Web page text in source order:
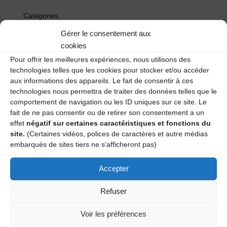
Gérer le consentement aux
cookies
Pour offrir les meilleures expériences, nous utilisons des
technologies telles que les cookies pour stocker et/ou accéder
aux informations des appareils. Le fait de consentir à ces
technologies nous permettra de traiter des données telles que le
comportement de navigation ou les ID uniques sur ce site. Le
fait de ne pas consentir ou de retirer son consentement a un
effet négatif sur certaines caractéristiques et fonctions du
site. (Certaines vidéos, polices de caractères et autre médias
embarqués de sites tiers ne s'afficheront pas)
Accepter
Refuser
Voir les préférences
Catégories
Veillée autour des collectages faits sur le
Mezenc
Bal à Polignac
Laisser un
commentaire
obligatoires sont indiqués avec*